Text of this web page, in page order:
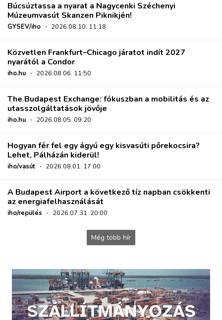
Búcsúztassa a nyarat a Nagycenki Széchenyi
Múzeumvasút Skanzen Piknikjén!
GYSEV/iho · 2026.08.10. 11:18
Közvetlen Frankfurt–Chicago járatot indít 2027
nyarától a Condor
iho.hu · 2026.08.06. 11:50
The Budapest Exchange: fókuszban a mobilitás és az
utasszolgáltatások jövője
iho.hu · 2026.08.05. 09:20
Hogyan fér fel egy ágyú egy kisvasúti pőrekocsira?
Lehet, Pálházán kiderül!
iho/vasút · 2026.08.01. 17:00
A Budapest Airport a következő tíz napban csökkenti
az energiafelhasználását
iho/repülés · 2026.07.31. 20:00
Még több hír